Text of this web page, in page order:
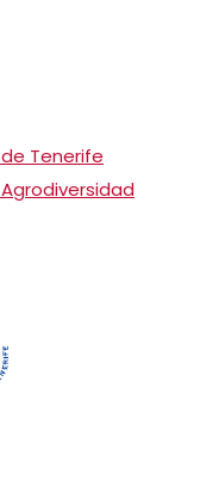
Tenerife